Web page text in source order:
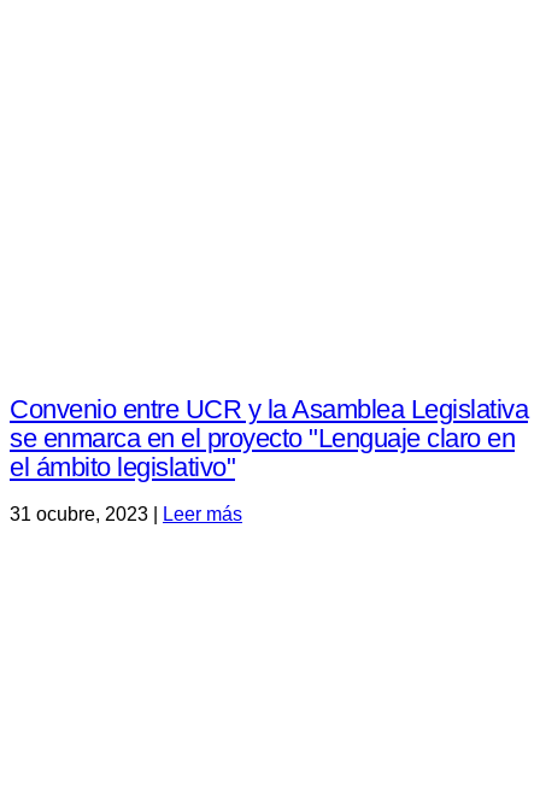
Convenio entre UCR y la Asamblea Legislativa
se enmarca en el proyecto "Lenguaje claro en
el ámbito legislativo"
31 ocubre, 2023 | Leer más